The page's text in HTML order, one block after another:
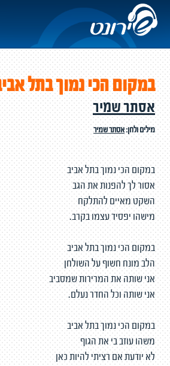
במקום הכי נמוך בתל
אסתר שמיר
מילים ולחן:אסתר שמיר
במקום הכי נמוך בתל אביב
אסור לך להפנות את הגב
השקט מאיים להתלקח
מישהו יפסיד עצמו בקרב.
במקום הכי נמוך בתל אביב
הלב מונח חשוף על השולחן
אני שותה את המרירות שמסביב
אני שותה וכל החדר נעלם.
במקום הכי נמוך בתל אביב
משהו עוזב בי את הגוף
לא יודעת אם רציתי להיות כאן